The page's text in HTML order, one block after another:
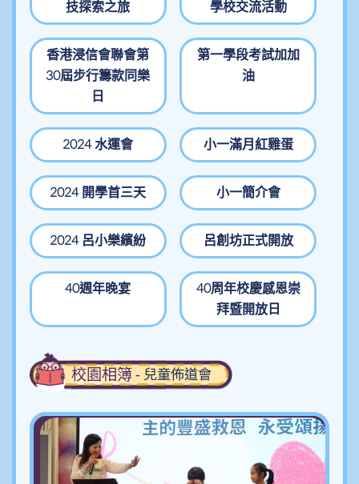
技探索之旅
學校交流活動
香港浸信會聯會第
30屆步行籌款同樂
日
第一學段考試加加
油
2024 水運會 小一滿月紅雞蛋
2024 開學首三天 小一簡介會
2024 呂小樂繽紛 呂創坊正式開放
40週年晚宴
40周年校慶感恩崇
拜暨開放日
校園相簿- 兒童佈道會